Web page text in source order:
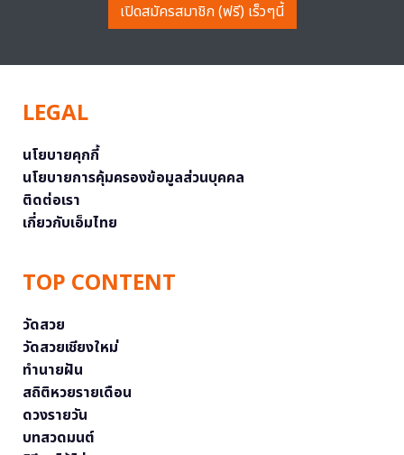
เปิดสมัครสมาชิก (ฟรี) เร็วๆนี้
LEGAL
นโยบายคุกกี้
นโยบายการคุ้มครองข้อมูลส่วนบุคคล
ติดต่อเรา
เกี่ยวกับเอ็มไทย
TOP CONTENT
วัดสวย
วัดสวยเชียงใหม่
ทำนายฝัน
สถิติหวยรายเดือน
ดวงรายวัน
บทสวดมนต์